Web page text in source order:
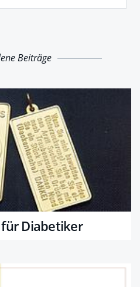
Beiträge
Diabetiker